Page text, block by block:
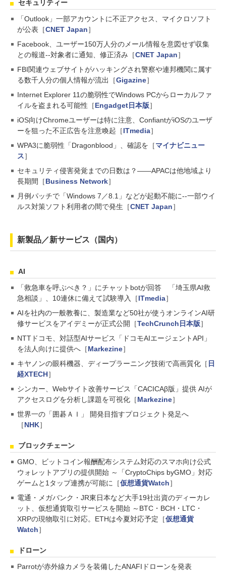
セキュリティー
「Outlook」一部アカウントに不正アクセス、マイクロソフト
が公表［CNET Japan］
Facebook、ユーザー150万人分のメール情報を意図せず収集
との報道--対象者に通知、修正済み［CNET Japan］
FBI関連ウェブサイトがハッキングされ警察や連邦機関に属す
る数千人分の個人情報が流出［Gigazine］
Internet Explorer 11の脆弱性でWindows PCからローカルファ
イルを盗まれる可能性［Engadget日本版］
iOS向けChromeユーザーは特に注意、ConfiantがiOSのユーザ
ーを狙った不正広告を注意喚起［ITmedia］
WPA3に脆弱性「Dragonblood」、確認を［マイナビニュー
ス］
セキュリティ侵害発覚までの日数は？――APACは他地域より
長期間［Business Network］
月例パッチで「Windows 7／8.1」などが起動不能に--一部ウイ
ルス対策ソフト利用者の間で発生［CNET Japan］
新製品／新サービス（国内）
AI
「救急車を呼ぶべき？」にチャットbotが回答 「埼玉県AI救
急相談」、10連休に備えて試験導入［ITmedia］
AIを社内の一般教養に、製造業など50社が使うオンラインAI研
修サービスをアイデミーが正式公開［TechCrunch日本版］
NTTドコモ、対話型AIサービス「ドコモAIエージェントAPI」
を法人向けに提供へ［Markezine］
キヤノンの眼科機器、ディープラーニング技術で高画質化［ 日
経XTECH］
シンカー、Webサイト改善サービス「CACICAβ版」提供 AIが
アクセスログを分析し課題を可視化［Markezine］
世界一の「囲碁ＡＩ」 開発目指すプロジェクト発足へ
［NHK］
ブロックチェーン
GMO、ビットコイン報酬配布システム対応のスマホ向け公式
ウォレットアプリの提供開始 ～「CryptoChips byGMO」対応
ゲームと1タップ連携が可能に［仮想通貨Watch］
電通・メガバンク・JR東日本など大手19社出資のディーカレ
ット、仮想通貨取引サービスを開始 ～BTC・BCH・LTC・
XRPの現物取引に対応。ETHは今夏対応予定［仮想通貨
Watch］
ドローン
Parrotが赤外線カメラを装備したANAFIドローンを発表